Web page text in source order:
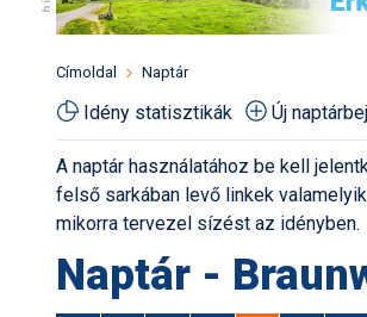
Toplista
Havazás
Fotók
Címoldal Naptár
Idény statisztikák Új
A naptár használatához be kell
felső sarkában levő linkek
mikorra tervezel sízést az idényben.
Naptár -